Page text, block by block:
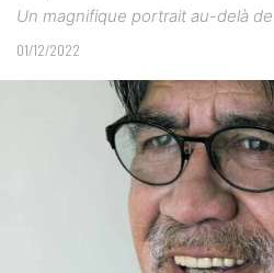
Un magnifique portrait au-delà de
01/12/2022